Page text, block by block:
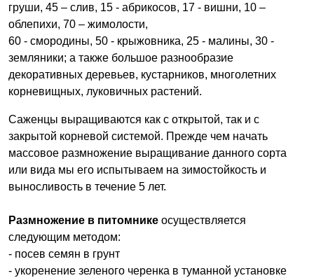
груши, 45 – слив, 15 - абрикосов, 17 - вишни, 10 –
облепихи, 70 – жимолости,
60 - смородины, 50 - крыжовника, 25 - малины, 30 -
земляники; а также большое разнообразие
декоративных деревьев, кустарников, многолетних
корневищных, луковичных растений.
Саженцы выращиваются как с открытой, так и с
закрытой корневой системой. Прежде чем начать
массовое размножение выращивание данного сорта
или вида мы его испытываем на зимостойкость и
выносливость в течение 5 лет.
Размножение в питомнике осуществляется
следующим методом:
- посев семян в грунт
- укоренение зеленого черенка в туманной установке